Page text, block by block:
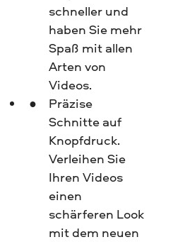
schneller und
haben Sie mehr
Spaß mit allen
Arten von
Videos.
Präzise
Schnitte auf
Knopfdruck.
Verleihen Sie
Ihren Videos
einen
schärferen Look
mit dem neuen